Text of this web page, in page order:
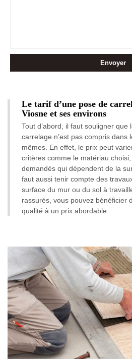
Le tarif d’une pose de
Viosne et ses environs
Tout d’abord, il faut souligner que
carrelage n’est pas compris dans
mêmes. En effet, le prix peut
critères comme le matériau
demandés qui dépendent de la
faut aussi tenir compte des
surface du mur ou du sol à
rassurés, vous pouvez bénéficier
qualité à un prix abordable.